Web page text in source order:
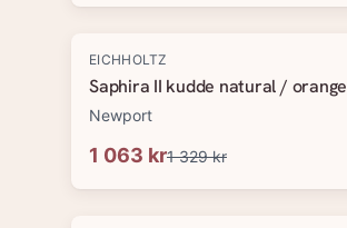
-20%
EICHHOLTZ
Saphira II kudde natural / orange
Newport
1 063 kr1 329 kr